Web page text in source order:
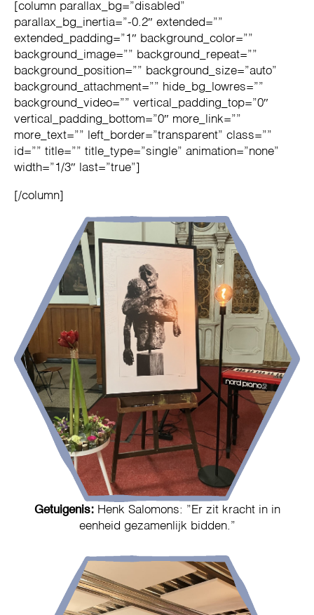
[column parallax_bg=”disabled”
parallax_bg_inertia=”-0.2″ extended=””
extended_padding=”1″ background_color=””
background_image=”” background_repeat=””
background_position=”” background_size=”auto”
background_attachment=”” hide_bg_lowres=””
background_video=”” vertical_padding_top=”0″
vertical_padding_bottom=”0″ more_link=””
more_text=”” left_border=”transparent” class=””
id=”” title=”” title_type=”single” animation=”none”
width=”1/3″ last=”true”]
[/column]
Getuigenis: Henk Salomons: ”Er zit kracht in in
eenheid gezamenlijk bidden.”